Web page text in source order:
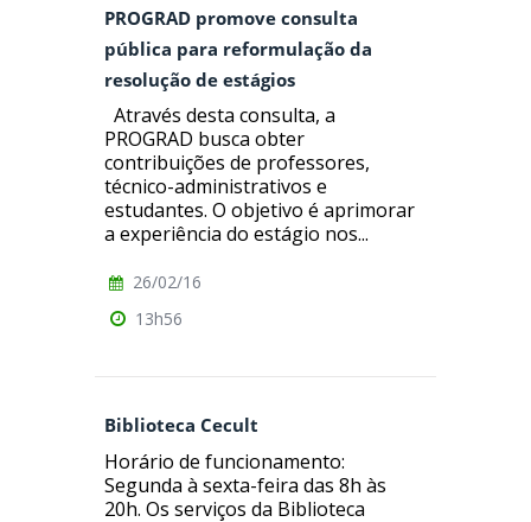
PROGRAD promove consulta
pública para reformulação da
resolução de estágios
Através desta consulta, a
PROGRAD busca obter
contribuições de professores,
técnico-administrativos e
estudantes. O objetivo é aprimorar
a experiência do estágio nos...
26/02/16
13h56
Biblioteca Cecult
Horário de funcionamento:
Segunda à sexta-feira das 8h às
20h. Os serviços da Biblioteca